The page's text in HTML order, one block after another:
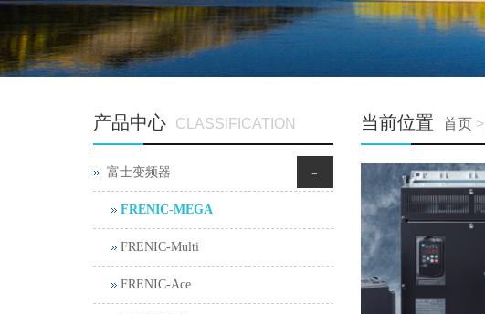
当前位置 首页>
产品中心 CLASSIFICATION
富士变频器 -
FRENIC-MEGA
FRENIC-Multi
FRENIC-Ace